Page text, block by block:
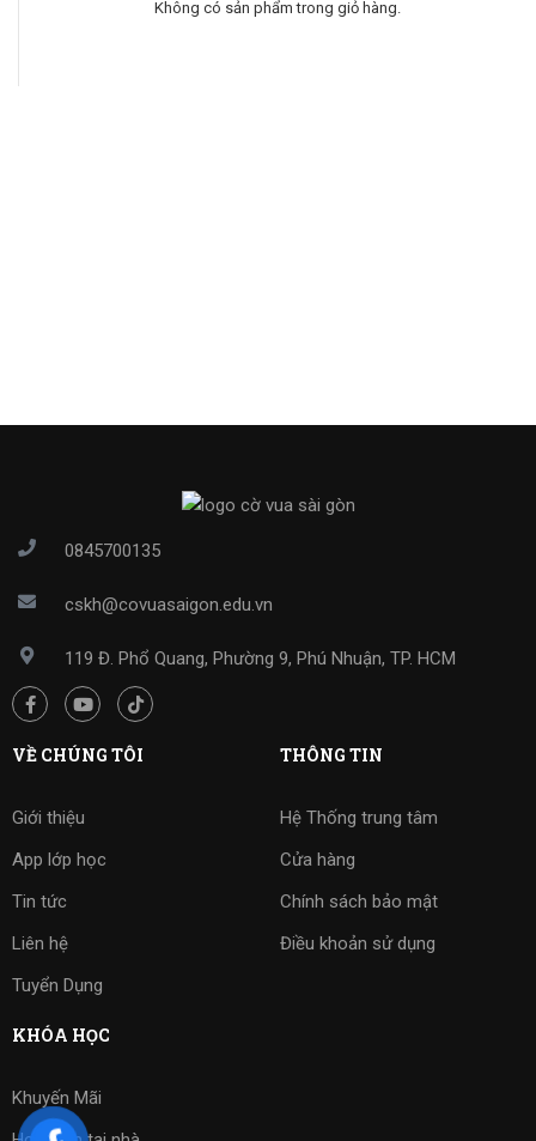
Không có sản phẩm trong giỏ hàng.
0845700135
cskh@covuasaigon.edu.vn
119 Đ. Phổ Quang, Phường 9, Phú Nhuận, TP. HCM
VỀ CHÚNG TÔI
Giới thiệu
App lớp học
Tin tức
Liên hệ
Tuyển Dụng
THÔNG TIN
Hệ Thống trung tâm
Cửa hàng
Chính sách bảo mật
Điều khoản sử dụng
KHÓA HỌC
Khuyến Mãi